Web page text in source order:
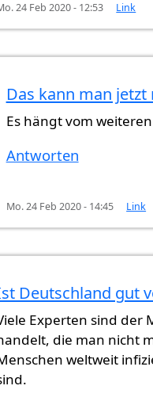
24 Feb 2020 - 12:53 Link
Pandemie?von
Das kann man
Es hängt vom
Antworten
Mo. 24 Feb 2020 - 14:45 Link
Deutschland gut
Experten sind der
die man nicht
weltweit